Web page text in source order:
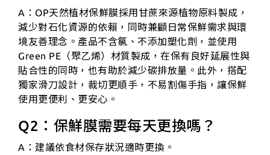
A：OP天然植材保鮮膜採用甘蔗來源植物原料製成，
減少對石化資源的依賴，同時兼顧日常保鮮需求與環
境友善理念。產品不含氯、不添加塑化劑，並使用
Green PE（聚乙烯）材質製成，在保有良好延展性與
貼合性的同時，也有助於減少碳排放量。此外，搭配
獨家滑刀設計，裁切更順手，不易割傷手指，讓保鮮
使用更便利、更安心。
Q2：保鮮膜需要每天更換嗎？
A：建議依食材保存狀況適時更換。